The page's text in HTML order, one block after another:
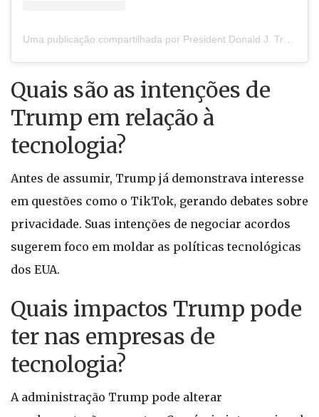
Uma publicação compartilhada por President Donald J. Trump (@realdonaldtrump)
Quais são as intenções de
Trump em relação à
tecnologia?
Antes de assumir, Trump já demonstrava interesse
em questões como o TikTok, gerando debates sobre
privacidade. Suas intenções de negociar acordos
sugerem foco em moldar as políticas tecnológicas
dos EUA.
Quais impactos Trump pode
ter nas empresas de
tecnologia?
A administração Trump pode alterar